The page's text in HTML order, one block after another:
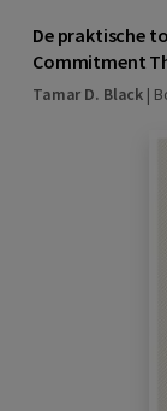
De praktische
Commitment
Tamar D. Black |